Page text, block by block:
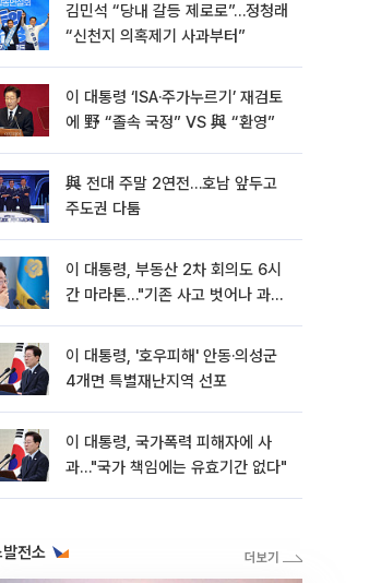
김민석 “당내 갈등 제로로”…정청래
“신천지 의혹제기 사과부터”
이 대통령 ‘ISA·주가누르기’ 재검토
에 野 “졸속 국정” VS 與 “환영”
與 전대 주말 2연전…호남 앞두고
주도권 다툼
이 대통령, 부동산 2차 회의도 6시
간 마라톤…"기존 사고 벗어나 과감
이 대통령, '호우피해' 안동·의성군
4개면 특별재난지역 선포
이 대통령, 국가폭력 피해자에 사
과…"국가 책임에는 유효기간 없다"
전소